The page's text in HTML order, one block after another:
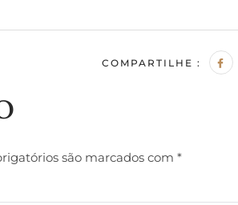
COMPARTILHE :
são marcados com *